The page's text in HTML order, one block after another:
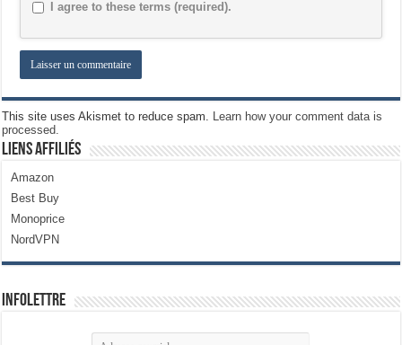
I agree to these terms (required).
This site uses Akismet to reduce spam. Learn how your comment data is
processed.
Liens Affiliés
Amazon
Best Buy
Monoprice
NordVPN
Infolettre